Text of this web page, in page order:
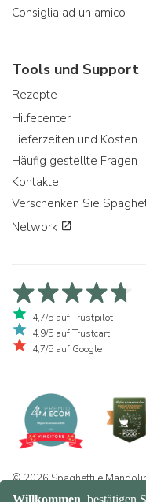
Consiglia ad un amico
Tools und Support
Rezepte
Hilfecenter
Lieferzeiten und Kosten
Häufig gestellte Fragen
Kontakte
Verschenken Sie
Network
4,7/5 auf Trustpilot
4,9/5 auf Trustcart
4,7/5 auf Google
© 2026 Spaghetti e
+39 351 865 9444 | P.I.